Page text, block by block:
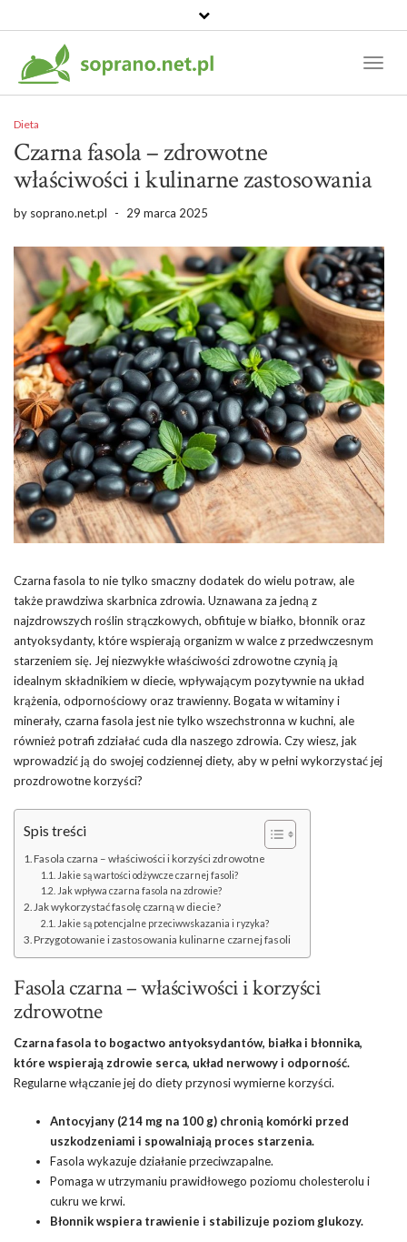
Dieta
Czarna fasola – zdrowotne
właściwości i kulinarne zastosowania
by soprano.net.pl - 29 marca 2025
Czarna fasola to nie tylko smaczny dodatek do wielu potraw, ale
także prawdziwa skarbnica zdrowia. Uznawana za jedną z
najzdrowszych roślin strączkowych, obfituje w białko, błonnik oraz
antyoksydanty, które wspierają organizm w walce z przedwczesnym
starzeniem się. Jej niezwykłe właściwości zdrowotne czynią ją
idealnym składnikiem w diecie, wpływającym pozytywnie na układ
krążenia, odpornościowy oraz trawienny. Bogata w witaminy i
minerały, czarna fasola jest nie tylko wszechstronna w kuchni, ale
również potrafi zdziałać cuda dla naszego zdrowia. Czy wiesz, jak
wprowadzić ją do swojej codziennej diety, aby w pełni wykorzystać jej
prozdrowotne korzyści?
Spis treści
Fasola czarna – właściwości i korzyści zdrowotne
Jakie są wartości odżywcze czarnej fasoli?
Jak wpływa czarna fasola na zdrowie?
Jak wykorzystać fasolę czarną w diecie?
Jakie są potencjalne przeciwwskazania i ryzyka?
Przygotowanie i zastosowania kulinarne czarnej fasoli
Fasola czarna – właściwości i korzyści
zdrowotne
Czarna fasola to bogactwo antyoksydantów, białka i błonnika,
które wspierają zdrowie serca, układ nerwowy i odporność.
Regularne włączanie jej do diety przynosi wymierne korzyści.
Antocyjany (214 mg na 100 g) chronią komórki przed
uszkodzeniami i spowalniają proces starzenia.
Fasola wykazujedziałanie przeciwzapalne.
Pomaga w utrzymaniu prawidłowego poziomu cholesterolu i
cukru we krwi.
Błonnik wspiera trawienie i stabilizuje poziom glukozy.